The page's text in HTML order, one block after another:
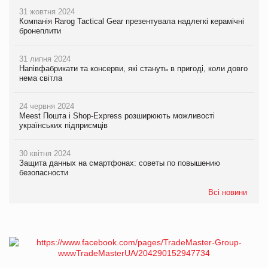
31 жовтня 2024
Компанія Rarog Tactical Gear презентувала надлегкі керамічні
бронеплити
31 липня 2024
Напівфабрикати та консерви, які стануть в пригоді, коли довго
нема світла
24 червня 2024
Meest Пошта і Shop-Express розширюють можливості
українських підприємців
30 квітня 2024
Защита данных на смартфонах: советы по повышению
безопасности
Всі новини